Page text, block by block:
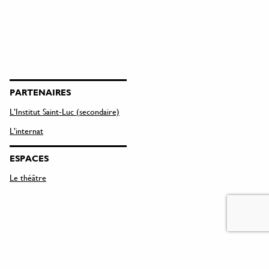
PARTENAIRES
L’Institut Saint-Luc (secondaire)
L’internat
ESPACES
Le théâtre